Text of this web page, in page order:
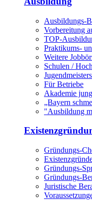
Ausbildungs-
Vorbereitung
TOP-
Praktikums-
Weitere
Schulen /
Für Betriebe
Akademie
„Bayern
"Ausbildung
Gründungs-
Gründungs-
Gründungs-
Juristische